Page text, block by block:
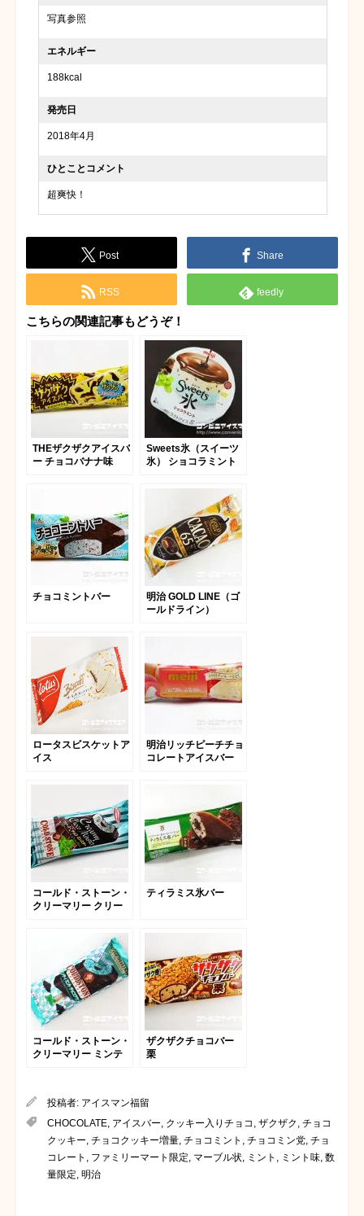
写真参照
エネルギー
188kcal
発売日
2018年4月
ひとことコメント
超爽快！
Post Share
RSS feedly
こちらの関連記事もどうぞ！
THEザクザクアイスバ
ー チョコバナナ味
Sweets氷（スイーツ
氷） ショコラミント
チョコミントバー
明治 GOLD LINE（ゴ
ールドライン）
ロータスビスケットア
イス
明治リッチピーチチョ
コレートアイスバー
コールド・ストーン・
クリーマリー クリー
ティラミス氷バー
コールド・ストーン・
クリーマリー ミンテ
ザクザクチョコバー
栗
投稿者: アイスマン福留
CHOCOLATE, アイスバー, クッキー入りチョコ , ザクザク , チョコ
クッキー, チョコクッキー増量, チョコミント , チョコミン党, チョ
コレート , ファミリーマート限定, マーブル状, ミント , ミント味, 数
量限定, 明治